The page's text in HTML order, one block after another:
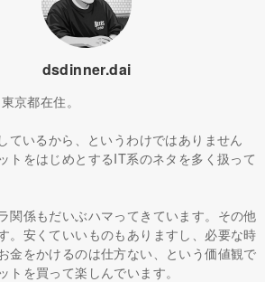
dsdinner.dai
京都在住。
ているから、というわけではありません
トをはじめとするIT系のネタを多く扱って
関係もだいぶハマってきています。その他
。安くていいものもありますし、必要な時
金をかけるのは仕方ない、という価値観で
トを買って楽しんでいます。